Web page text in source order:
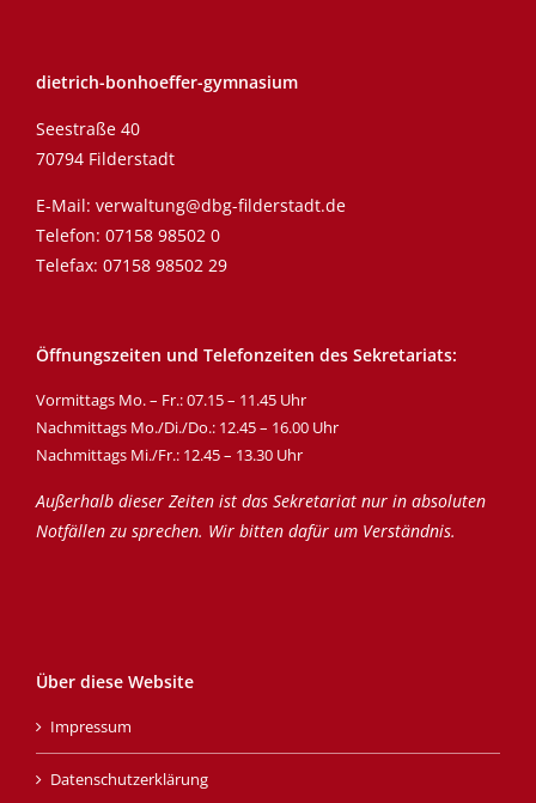
dietrich-bonhoeffer-gymnasium
Seestraße 40
70794 Filderstadt
E-Mail: verwaltung@dbg-filderstadt.de
Telefon: 07158 98502 0
Telefax: 07158 98502 29
Öffnungszeiten und Telefonzeiten des Sekretariats:
Vormittags Mo. – Fr.: 07.15 – 11.45 Uhr
Nachmittags Mo./Di./Do.: 12.45 – 16.00 Uhr
Nachmittags Mi./Fr.: 12.45 – 13.30 Uhr
Außerhalb dieser Zeiten ist das Sekretariat nur in absoluten
Notfällen zu sprechen. Wir bitten dafür um Verständnis.
Über diese Website
Impressum
Datenschutzerklärung